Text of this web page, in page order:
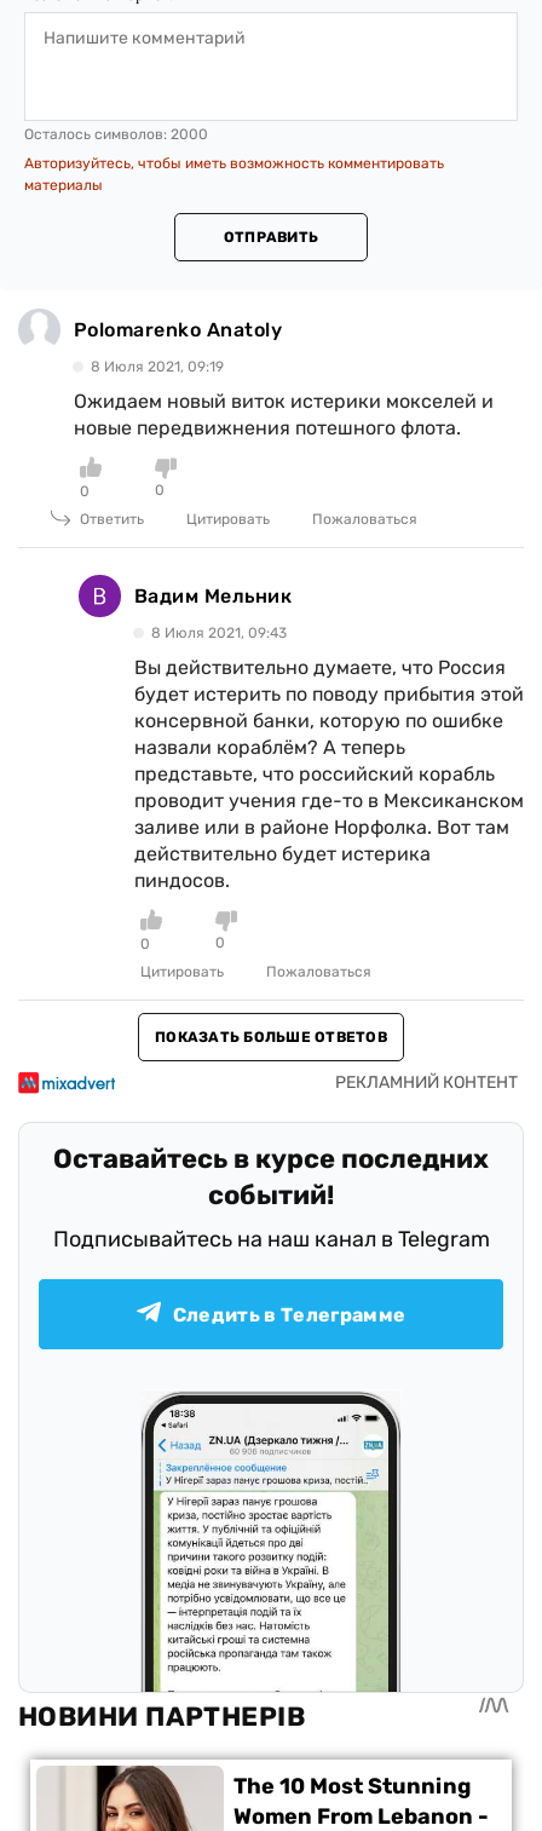
Осталось символов: 2000
Авторизуйтесь, чтобы иметь возможность комментировать
материалы
ОТПРАВИТЬ
Polomarenko Anatoly
8 Июля 2021, 09:19
Ожидаем новый виток истерики мокселей и
новые передвижнения потешного флота.
0
0
Ответить
Цитировать Пожаловаться
Вадим Мельник
8 Июля 2021, 09:43
Вы действительно думаете, что Россия
будет истерить по поводу прибытия этой
консервной банки, которую по ошибке
назвали кораблём? А теперь
представьте, что российский корабль
проводит учения где-то в Мексиканском
заливе или в районе Норфолка. Вот там
действительно будет истерика
пиндосов.
0
0
Цитировать
Пожаловаться
ПОКАЗАТЬ БОЛЬШЕ ОТВЕТОВ
Оставайтесь в курсе последних
событий!
Подписывайтесь на наш канал в Telegram
Следить в Телеграмме